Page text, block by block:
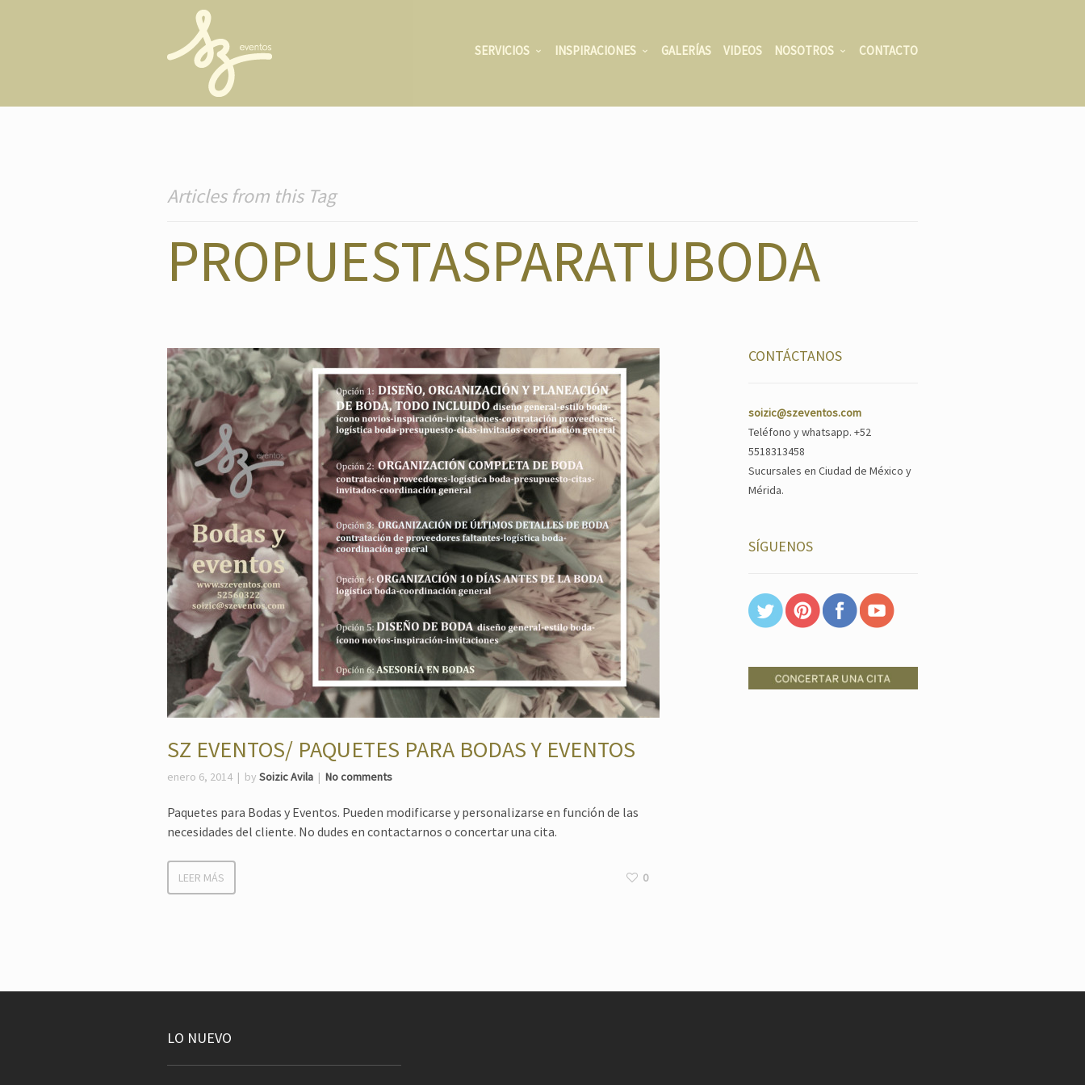
SERVICIOS INSPIRACIONES GALERÍAS VIDEOS NOSOTROS CONTACTO
Articles from this Tag
PROPUESTASPARATUBODA
SZ EVENTOS/ PAQUETES PARA BODAS Y EVENTOS
enero 6, 2014 by Soizic Avila No comments
Paquetes para Bodas y Eventos. Pueden modificarse y personalizarse en función de las
necesidades del cliente. No dudes en contactarnos o concertar una cita.
LEER MÁS 0
CONTÁCTANOS
soizic@szeventos.com
Teléfono y whatsapp. +52
5518313458
Sucursales en Ciudad de México y
Mérida.
SÍGUENOS
LO NUEVO